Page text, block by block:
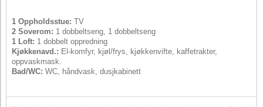
1 Oppholdsstue: TV
2 Soverom: 1 dobbeltseng, 1 dobbeltseng
1 Loft: 1 dobbelt oppredning
Kjøkkenavd.: El-komfyr, kjøl/frys, kjøkkenvifte, kaffetrakter,
oppvaskmask.
Bad/WC: WC, håndvask, dusjkabinett